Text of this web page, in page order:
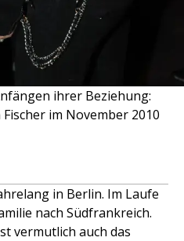
ihrer Beziehung:
im November 2010
in Berlin. Im Laufe
nach Südfrankreich.
vermutlich auch das